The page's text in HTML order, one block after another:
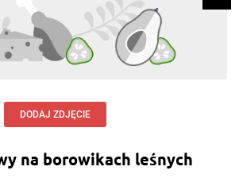
DODAJ ZDJĘCIE
na borowikach leśnych